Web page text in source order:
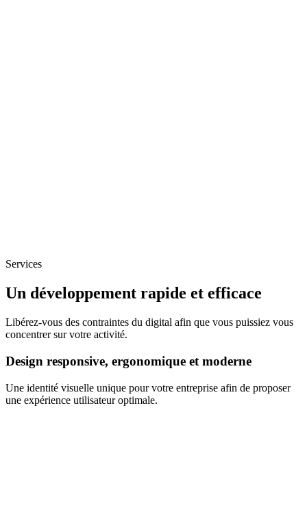
Services
Un développement rapide et efficace
Libérez-vous des contraintes du digital afin que vous puissiez vous
concentrer sur votre activité.
Design responsive, ergonomique et moderne
Une identité visuelle unique pour votre entreprise afin de proposer
une expérience utilisateur optimale.